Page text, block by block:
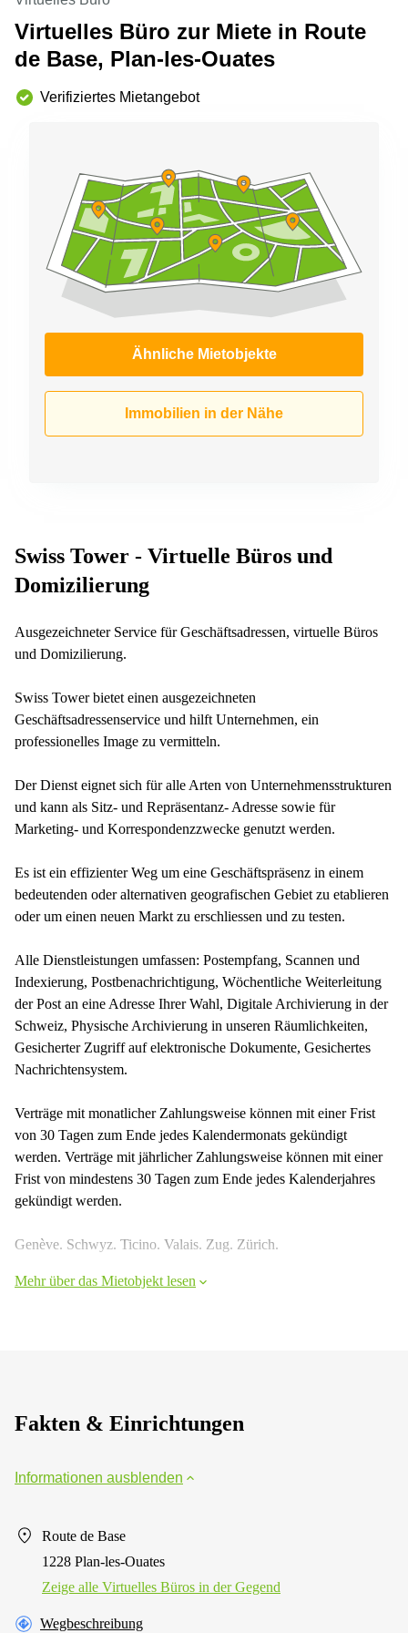
Basel
Büro
mieten
Business
Business
Center
Bern
Aeschengraben
29 Basel
Zugerstrasse
32 Baar
Glärnischstrasse
Virtuelles Büro zur Miete in Route
de Base, Plan-les-Ouates
Verifiziertes Mietangebot
Ähnliche Mietobjekte
Immobilien in der Nähe
Swiss Tower - Virtuelle Büros und
Domizilierung
Ausgezeichneter Service für Geschäftsadressen, virtuelle Büros
und Domizilierung.
Swiss Tower bietet einen ausgezeichneten
Geschäftsadressenservice und hilft Unternehmen, ein
professionelles Image zu vermitteln.
Der Dienst eignet sich für alle Arten von Unternehmensstrukturen
und kann als Sitz- und Repräsentanz- Adresse sowie für
Marketing- und Korrespondenzzwecke genutzt werden.
Es ist ein effizienter Weg um eine Geschäftspräsenz in einem
bedeutenden oder alternativen geografischen Gebiet zu etablieren
oder um einen neuen Markt zu erschliessen und zu testen.
Alle Dienstleistungen umfassen: Postempfang, Scannen und
Indexierung, Postbenachrichtigung, Wöchentliche Weiterleitung
der Post an eine Adresse Ihrer Wahl, Digitale Archivierung in der
Schweiz, Physische Archivierung in unseren Räumlichkeiten,
Gesicherter Zugriff auf elektronische Dokumente, Gesichertes
Nachrichtensystem.
Verträge mit monatlicher Zahlungsweise können mit einer Frist
von 30 Tagen zum Ende jedes Kalendermonats gekündigt
werden. Verträge mit jährlicher Zahlungsweise können mit einer
Frist von mindestens 30 Tagen zum Ende jedes Kalenderjahres
gekündigt werden.
Genève. Schwyz. Ticino. Valais. Zug. Zürich.
Mehr über das Mietobjekt lesen
Fakten & Einrichtungen
Informationen ausblenden
Route de Base
1228 Plan-les-Ouates
Zeige alle Virtuelles Büros in der Gegend
Wegbeschreibung